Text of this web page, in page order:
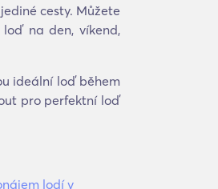
cesty. Můžete
na den, víkend,
ideální loď během
pro perfektní loď
lodí v